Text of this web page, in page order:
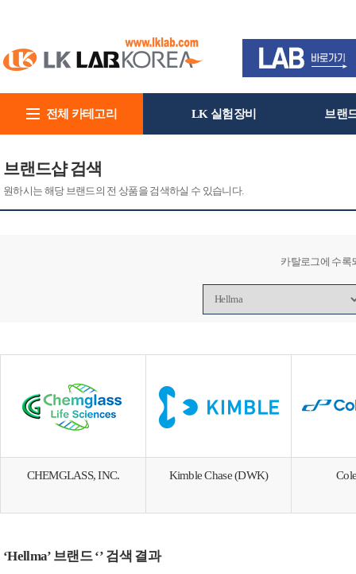
전체 카테고리 LK 실험장비 브랜
브랜드샵 검색
원하시는 해당 브랜드의 전 상품을 검색하실 수 있습니다.
카탈로그에 수록
CHEMGLASS, INC. Kimble Chase (DWK)
‘Hellma’ 브랜드 ‘’ 검색 결과